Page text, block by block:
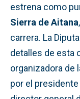
estrena como
Sierra de Aitana
carrera. La
detalles de esta
organizadora de
por el